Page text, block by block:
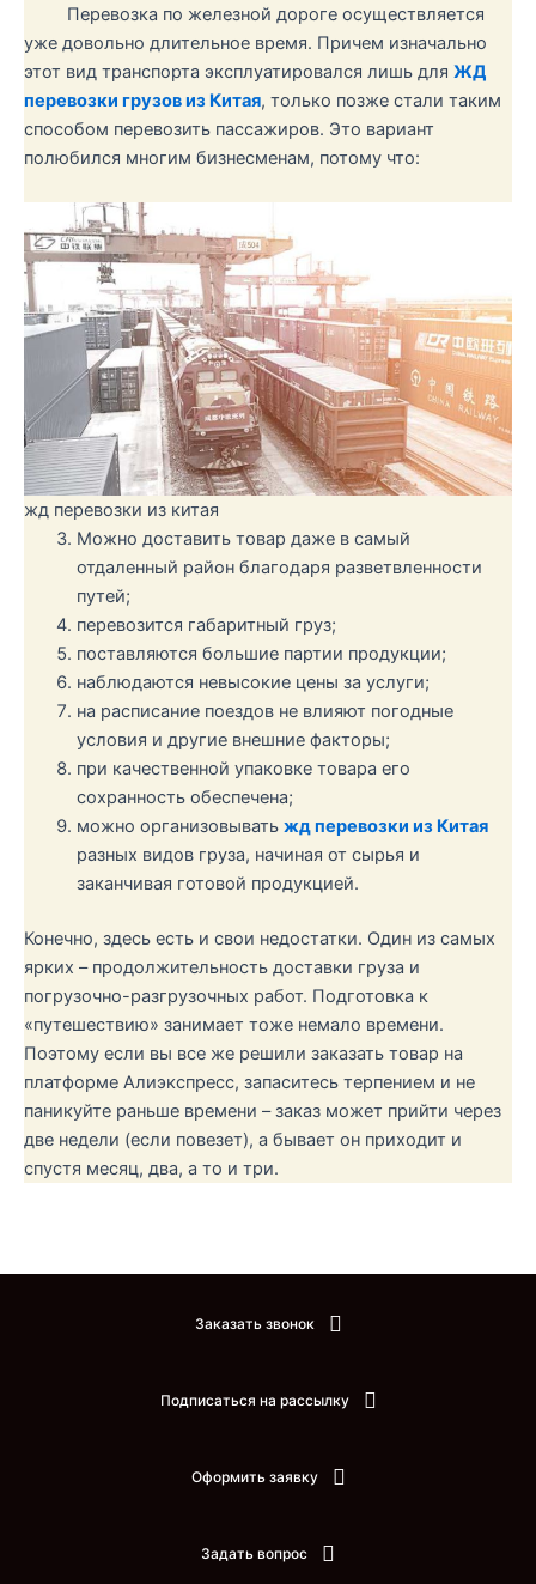
Перевозка по железной дороге осуществляется
уже довольно длительное время. Причем изначально
этот вид транспорта эксплуатировался лишь для ЖД
перевозки грузов из Китая, только позже стали таким
способом перевозить пассажиров. Это вариант
полюбился многим бизнесменам, потому что:
жд перевозки из китая
Можно доставить товар даже в самый
отдаленный район благодаря разветвленности
путей;
перевозится габаритный груз;
поставляются большие партии продукции;
наблюдаются невысокие цены за услуги;
на расписание поездов не влияют погодные
условия и другие внешние факторы;
при качественной упаковке товара его
сохранность обеспечена;
можно организовывать жд перевозки из Китая
разных видов груза, начиная от сырья и
заканчивая готовой продукцией.
Конечно, здесь есть и свои недостатки. Один из самых
ярких – продолжительность доставки груза и
погрузочно-разгрузочных работ. Подготовка к
«путешествию» занимает тоже немало времени.
Поэтому если вы все же решили заказать товар на
платформе Алиэкспресс, запаситесь терпением и не
паникуйте раньше времени – заказ может прийти через
две недели (если повезет), а бывает он приходит и
спустя месяц, два, а то и три.
Заказать звонок
Подписаться на рассылку
Оформить заявку
Задать вопрос